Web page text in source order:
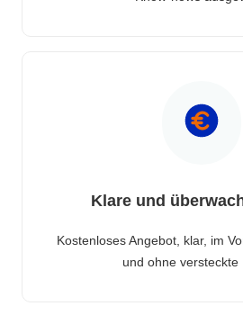
Klare und
Kostenloses Angebot, klar, im
und ohne versteckte